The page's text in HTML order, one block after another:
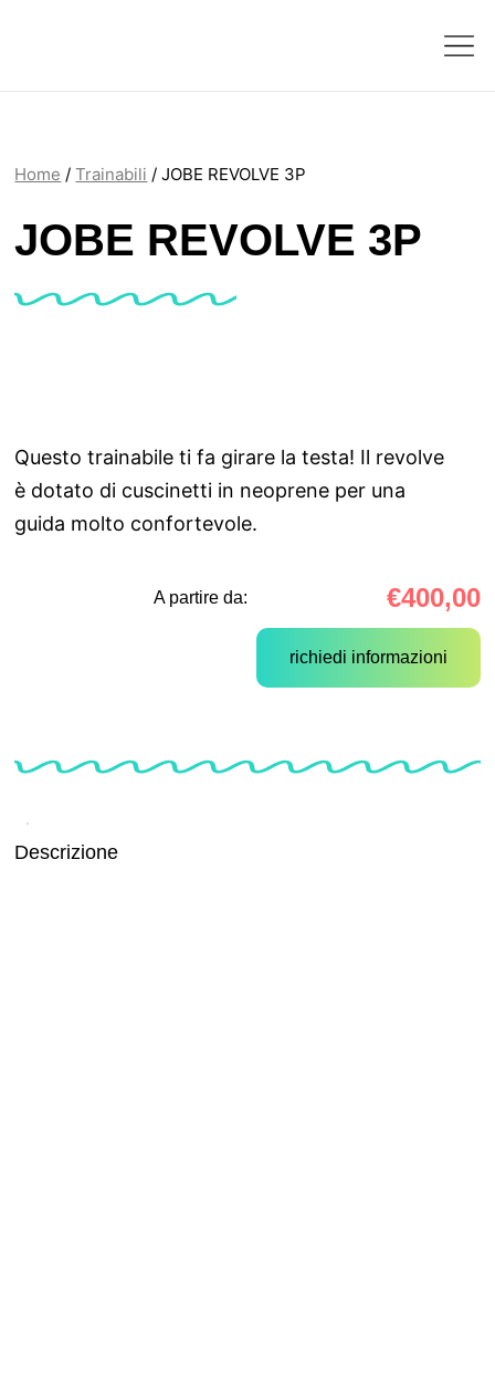
Home /Trainabili / JOBE REVOLVE 3P
JOBE REVOLVE 3P
Questo trainabile ti fa girare la testa! Il revolve
è dotato di cuscinetti in neoprene per una
guida molto confortevole.
A partire da: €400,00
richiedi informazioni
Descrizione